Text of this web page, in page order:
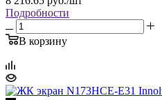
Подробности
В корзину